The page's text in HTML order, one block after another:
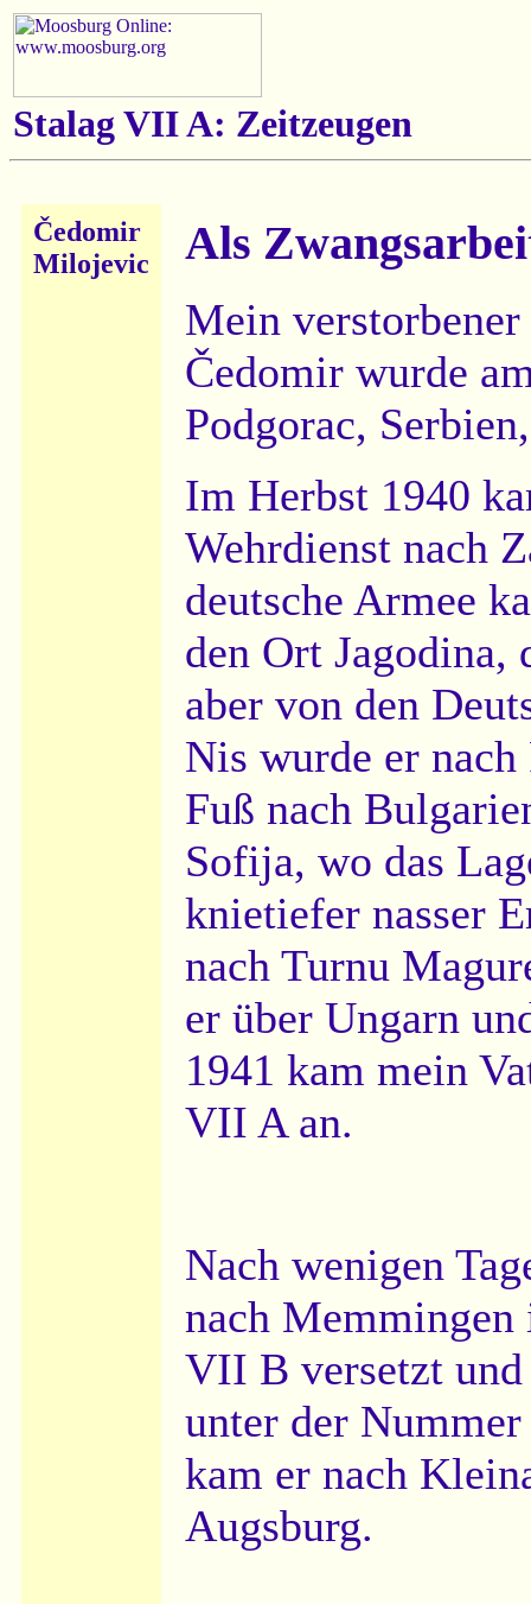
Stalag VII A: Zeitzeugen
Čedomir
Milojevic
Als
Mein
Čedomir wurde
Podgorac,
Im Herbst 1940
Wehrdienst nach
deutsche Armee
den Ort Jagodina,
aber von den
Nis wurde er
Fuß nach
Sofija, wo das
knietiefer nasser
nach Turnu
er über Ungarn
1941 kam mein
VII A an.
Nach wenigen
nach Memmingen
VII B versetzt
unter der
kam er nach
Augsburg.